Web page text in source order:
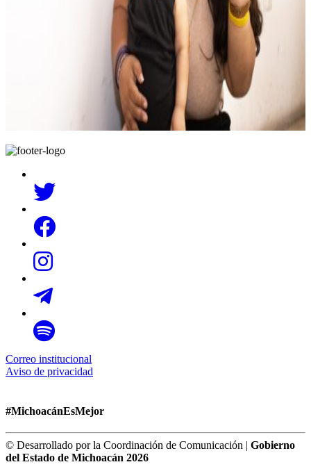
Correo institucional
Aviso de privacidad
#MichoacánEsMejor
© Desarrollado por la Coordinación de Comunicación | Gobierno
del Estado de Michoacán 2026